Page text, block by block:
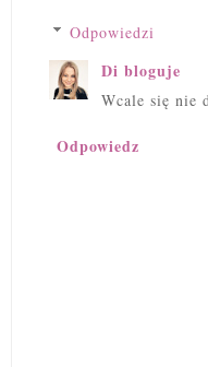
Odpowiedzi
Di bloguje
Wcale się nie
Odpowiedz